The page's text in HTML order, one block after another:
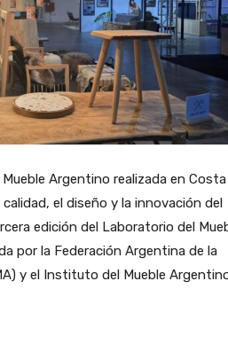
Argentino realizada en Costa
el diseño y la innovación del
edición del Laboratorio del
por la Federación Argentina de la
y el Instituto del Mueble